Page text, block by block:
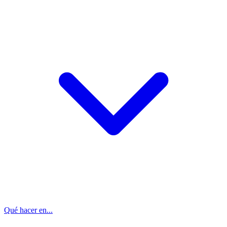
Qué hacer en...